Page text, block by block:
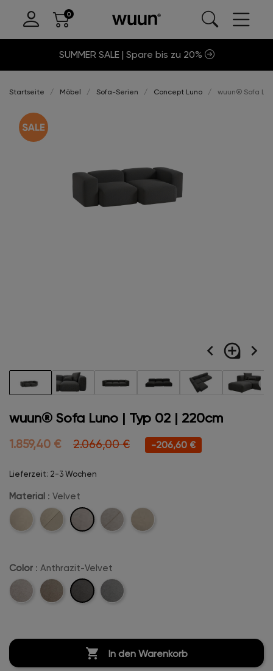
SUMMER SALE | Spare bis zu 20%
Startseite Möbel Sofa-Serien Concept Luno wuun® Sofa
navigate_before loupe navigate_next
wuun® Sofa Luno | Typ 02 | 220cm
1.859,40 € 2.066,00 € -206,60 €
Lieferzeit: 2-3 Wochen
Material : Velvet
Cord
Cord-
Velvet Velvet- Boucle
Color : Anthrazit-Velvet
Beige-
Camel-Anthrazit-
Velvet
Hellgrau-
 In den Warenkorb